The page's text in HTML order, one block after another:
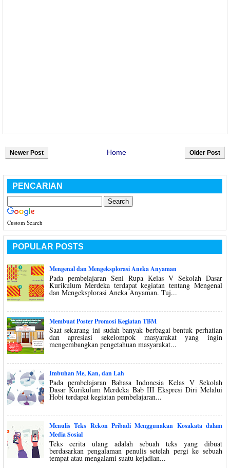
Newer Post Older Post
Home
PENCARIAN
Custom Search
POPULAR POSTS
Mengenal dan Mengeksplorasi Aneka Anyaman
Pada pembelajaran Seni Rupa Kelas V Sekolah Dasar
Kurikulum Merdeka terdapat kegiatan tentang Mengenal
dan Mengeksplorasi Aneka Anyaman. Tuj...
Membuat Poster Promosi Kegiatan TBM
Saat sekarang ini sudah banyak berbagai bentuk perhatian
dan apresiasi sekelompok masyarakat yang ingin
mengembangkan pengetahuan masyarakat...
Imbuhan Me, Kan, dan Lah
Pada pembelajaran Bahasa Indonesia Kelas V Sekolah
Dasar Kurikulum Merdeka Bab III Ekspresi Diri Melalui
Hobi terdapat kegiatan pembelajaran...
Menulis Teks Rekon Pribadi Menggunakan Kosakata dalam
Media Sosial
Teks cerita ulang adalah sebuah teks yang dibuat
berdasarkan pengalaman penulis setelah pergi ke sebuah
tempat atau mengalami suatu kejadian...